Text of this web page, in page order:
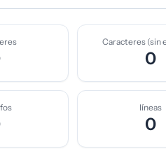
Caracteres (sin
0
líneas
0